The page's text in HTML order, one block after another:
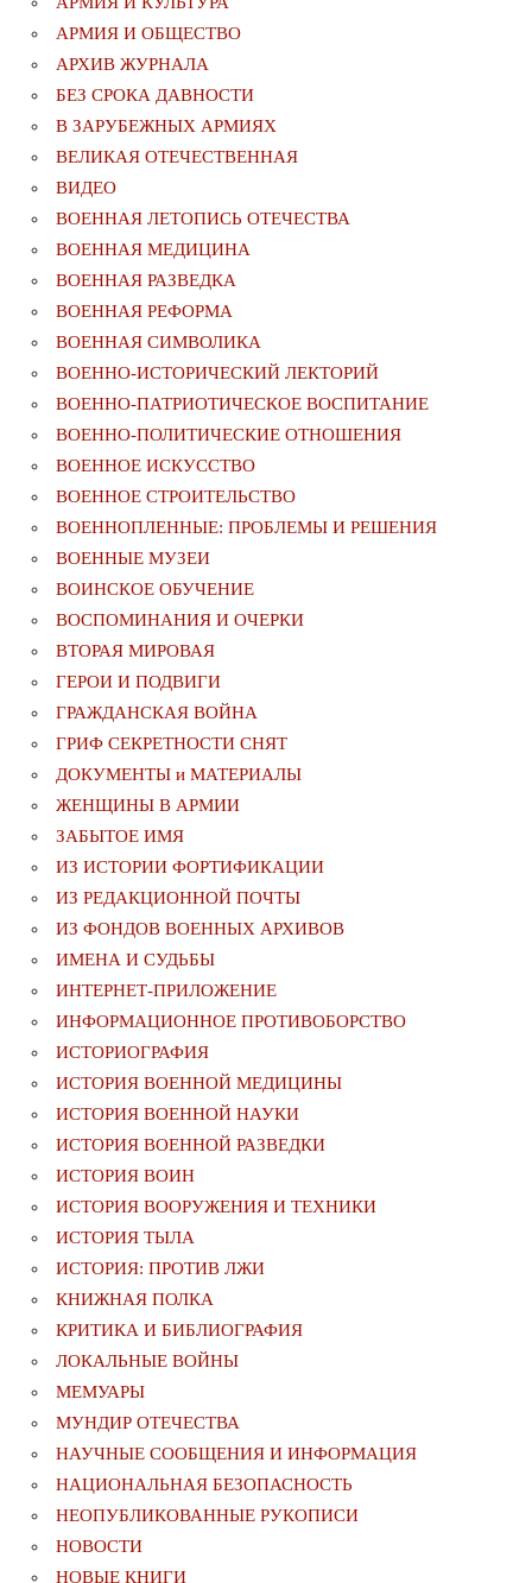
АРМИЯ И ОБЩЕСТВО
АРХИВ ЖУРНАЛА
БЕЗ СРОКА ДАВНОСТИ
В ЗАРУБЕЖНЫХ АРМИЯХ
ВЕЛИКАЯ ОТЕЧЕСТВЕННАЯ
ВИДЕО
ВОЕННАЯ ЛЕТОПИСЬ ОТЕЧЕСТВА
ВОЕННАЯ МЕДИЦИНА
ВОЕННАЯ РАЗВЕДКА
ВОЕННАЯ РЕФОРМА
ВОЕННАЯ СИМВОЛИКА
ВОЕННО-ИСТОРИЧЕСКИЙ ЛЕКТОРИЙ
ВОЕННО-ПАТРИОТИЧЕСКОЕ ВОСПИТАНИЕ
ВОЕННО-ПОЛИТИЧЕСКИE ОТНОШЕНИЯ
ВОЕННОЕ ИСКУССТВО
ВОЕННОЕ СТРОИТЕЛЬСТВО
ВОЕННОПЛЕННЫЕ: ПРОБЛЕМЫ И РЕШЕНИЯ
ВОЕННЫЕ МУЗЕИ
ВОИНСКОЕ ОБУЧЕНИЕ
ВОСПОМИНАНИЯ И ОЧЕРКИ
ВТОРАЯ МИРОВАЯ
ГЕРОИ И ПОДВИГИ
ГРАЖДАНСКАЯ ВОЙНА
ГРИФ СЕКРЕТНОСТИ СНЯТ
ДОКУМЕНТЫ и МАТЕРИАЛЫ
ЖЕНЩИНЫ В АРМИИ
ЗАБЫТОЕ ИМЯ
ИЗ ИСТОРИИ ФОРТИФИКАЦИИ
ИЗ РЕДАКЦИОННОЙ ПОЧТЫ
ИЗ ФОНДОВ ВОЕННЫХ АРХИВОВ
ИМЕНА И СУДЬБЫ
ИНТЕРНЕТ-ПРИЛОЖЕНИЕ
ИНФОРМАЦИОННОЕ ПРОТИВОБОРСТВО
ИСТОРИОГРАФИЯ
ИСТОРИЯ ВОЕННОЙ МЕДИЦИНЫ
ИСТОРИЯ ВОЕННОЙ НАУКИ
ИСТОРИЯ ВОЕННОЙ РАЗВЕДКИ
ИСТОРИЯ ВОИН
ИСТОРИЯ ВООРУЖЕНИЯ И ТЕХНИКИ
ИСТОРИЯ ТЫЛА
ИСТОРИЯ: ПРОТИВ ЛЖИ
КНИЖНАЯ ПОЛКА
КРИТИКА И БИБЛИОГРАФИЯ
ЛОКАЛЬНЫЕ ВОЙНЫ
МЕМУАРЫ
МУНДИР ОТЕЧЕСТВА
НАУЧНЫЕ СООБЩЕНИЯ И ИНФОРМАЦИЯ
НАЦИОНАЛЬНАЯ БЕЗОПАСНОСТЬ
НЕОПУБЛИКОВАННЫЕ РУКОПИСИ
НОВОСТИ
НОВЫЕ КНИГИ